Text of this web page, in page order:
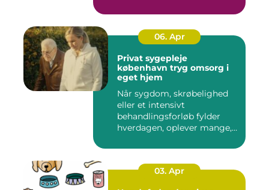
06. Apr
Privat sygepleje
københavn tryg omsorg i
eget hjem
Når sygdom, skrøbelighed
eller et intensivt
behandlingsforløb fylder
hverdagen, oplever mange,
03. Apr